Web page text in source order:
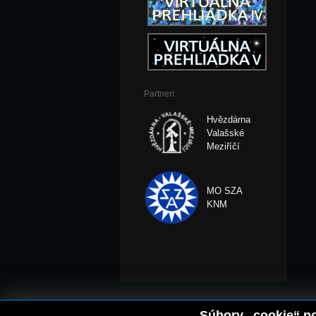
Partneri:
Hvězdárna
Valašské
Meziříčí
MO SZA
KNM